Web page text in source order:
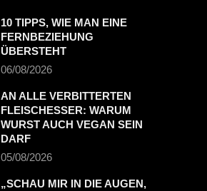
10 TIPPS, WIE MAN EINE
FERNBEZIEHUNG
ÜBERSTEHT
06/08/2026
AN ALLE VERBITTERTEN
FLEISCHESSER: WARUM
WURST AUCH VEGAN SEIN
DARF
05/08/2026
„SCHAU MIR IN DIE AUGEN,